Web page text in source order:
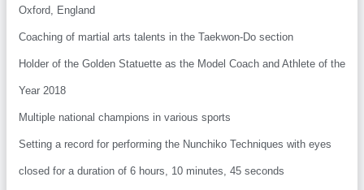
Oxford, England
Coaching of martial arts talents in the Taekwon-Do section
Holder of the Golden Statuette as the Model Coach and Athlete of
Year 2018
Multiple national champions in various sports
Setting a record for performing the Nunchiko Techniques with eyes
closed for a duration of 6 hours, 10 minutes, 45 seconds